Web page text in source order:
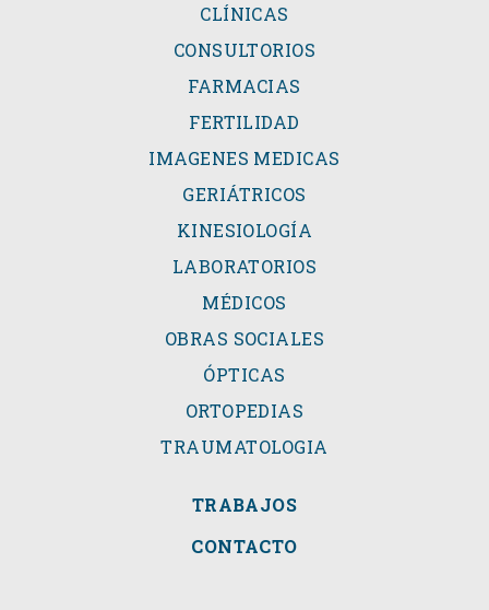
CLÍNICAS
CONSULTORIOS
FARMACIAS
FERTILIDAD
IMAGENES MEDICAS
GERIÁTRICOS
KINESIOLOGÍA
LABORATORIOS
MÉDICOS
OBRAS SOCIALES
ÓPTICAS
ORTOPEDIAS
TRAUMATOLOGIA
TRABAJOS
CONTACTO